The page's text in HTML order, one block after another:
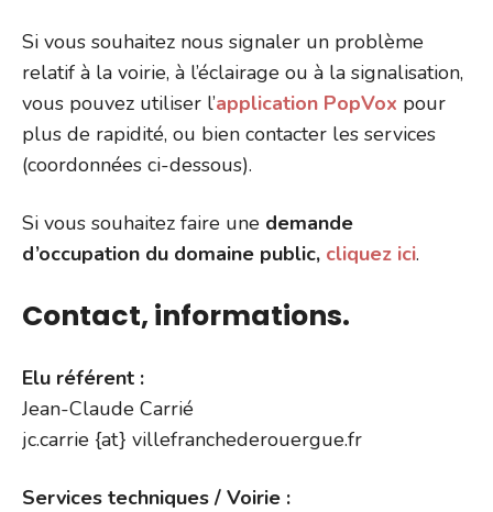
Si vous souhaitez nous signaler un problème
relatif à la voirie, à l’éclairage ou à la signalisation,
vous pouvez utiliser l’application PopVox pour
plus de rapidité, ou bien contacter les services
(coordonnées ci-dessous).
Si vous souhaitez faire une demande
d’occupation du domaine public, cliquez ici.
Contact, informations.
Elu référent :
Jean-Claude Carrié
jc.carrie {at} villefranchederouergue.fr
Services techniques / Voirie :